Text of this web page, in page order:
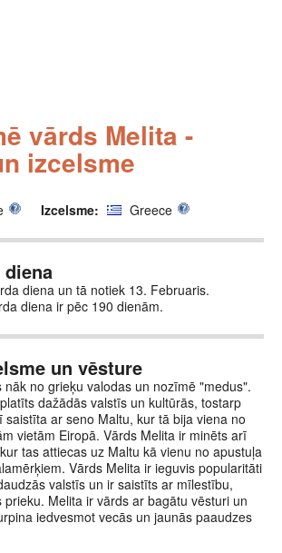
vārds Melita -
izcelsme
Izcelsme: Greece
diena un tā notiek 13. Februaris.
diena ir pēc 190 dienām.
un vēsture
nāk no grieķu valodas un nozīmē "medus".
dažādās valstīs un kultūrās, tostarp
saistīta ar seno Maltu, kur tā bija viena no
vietām Eiropā. Vārds Melita ir minēts arī
tas attiecas uz Maltu kā vienu no apustuļa
Vārds Melita ir ieguvis popularitāti
valstīs un ir saistīts ar mīlestību,
Melita ir vārds ar bagātu vēsturi un
iedvesmot vecās un jaunās paaudzes